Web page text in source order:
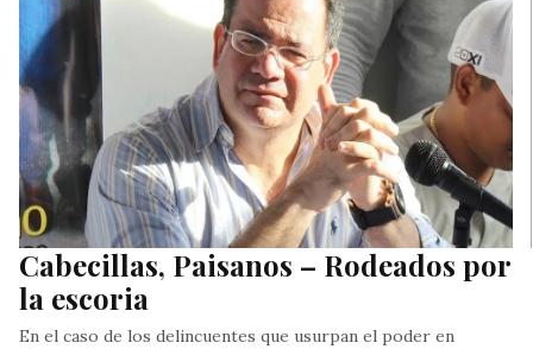
Cabecillas, Paisanos – Rodeados por
la escoria
En el caso de los delincuentes que usurpan el poder en